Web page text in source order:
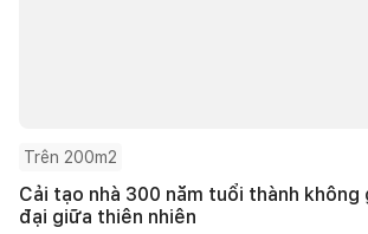
Trên 200m2
Cải tạo nhà 300 năm tuổi thành không
đại giữa thiên nhiên